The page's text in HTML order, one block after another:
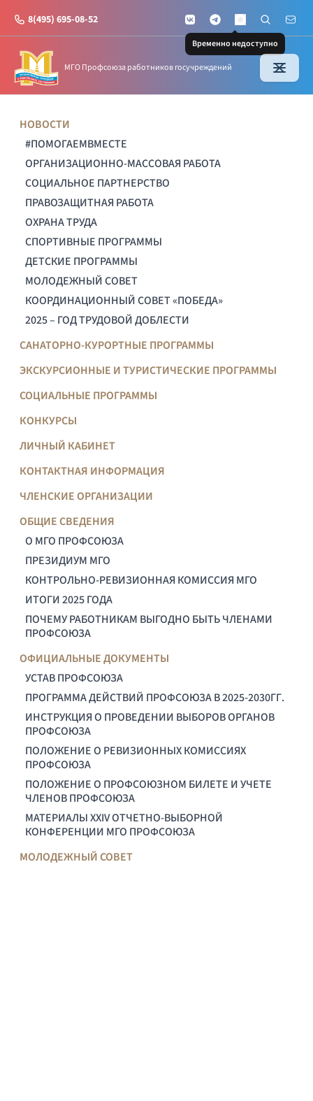
8(495) 695-08-52 VKontakteTelegramMAX
Временно недоступно
Поиск по
Почта
МГО Профсоюза работников госучреждений
НОВОСТИ
#ПОМОГАЕМВМЕСТЕ
ОРГАНИЗАЦИОННО-МАССОВАЯ РАБОТА
СОЦИАЛЬНОЕ ПАРТНЕРСТВО
ПРАВОЗАЩИТНАЯ РАБОТА
ОХРАНА ТРУДА
СПОРТИВНЫЕ ПРОГРАММЫ
ДЕТСКИЕ ПРОГРАММЫ
МОЛОДЕЖНЫЙ СОВЕТ
КООРДИНАЦИОННЫЙ СОВЕТ «ПОБЕДА»
2025 – ГОД ТРУДОВОЙ ДОБЛЕСТИ
САНАТОРНО-КУРОРТНЫЕ ПРОГРАММЫ
ЭКСКУРСИОННЫЕ И ТУРИСТИЧЕСКИЕ ПРОГРАММЫ
СОЦИАЛЬНЫЕ ПРОГРАММЫ
КОНКУРСЫ
ЛИЧНЫЙ КАБИНЕТ
КОНТАКТНАЯ ИНФОРМАЦИЯ
ЧЛЕНСКИЕ ОРГАНИЗАЦИИ
ОБЩИЕ СВЕДЕНИЯ
О МГО ПРОФСОЮЗА
ПРЕЗИДИУМ МГО
КОНТРОЛЬНО-РЕВИЗИОННАЯ КОМИССИЯ МГО
ИТОГИ 2025 ГОДА
ПОЧЕМУ РАБОТНИКАМ ВЫГОДНО БЫТЬ ЧЛЕНАМИ
ПРОФСОЮЗА
ОФИЦИАЛЬНЫЕ ДОКУМЕНТЫ
УСТАВ ПРОФСОЮЗА
ПРОГРАММА ДЕЙСТВИЙ ПРОФСОЮЗА В 2025-2030ГГ.
ИНСТРУКЦИЯ О ПРОВЕДЕНИИ ВЫБОРОВ ОРГАНОВ
ПРОФСОЮЗА
ПОЛОЖЕНИЕ О РЕВИЗИОННЫХ КОМИССИЯХ
ПРОФСОЮЗА
ПОЛОЖЕНИЕ О ПРОФСОЮЗНОМ БИЛЕТЕ И УЧЕТЕ
ЧЛЕНОВ ПРОФСОЮЗА
МАТЕРИАЛЫ XXIV ОТЧЕТНО-ВЫБОРНОЙ
КОНФЕРЕНЦИИ МГО ПРОФСОЮЗА
МОЛОДЕЖНЫЙ СОВЕТ